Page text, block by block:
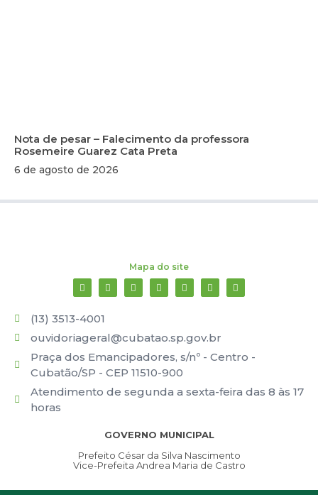
Nota de pesar – Falecimento da professora
Rosemeire Guarez Cata Preta
6 de agosto de 2026
Mapa do site
(13) 3513-4001
ouvidoriageral@cubatao.sp.gov.br
Praça dos Emancipadores, s/nº - Centro -
Cubatão/SP - CEP 11510-900
Atendimento de segunda a sexta-feira das 8 às 17
horas
GOVERNO MUNICIPAL
Prefeito César da Silva Nascimento
Vice-Prefeita Andrea Maria de Castro